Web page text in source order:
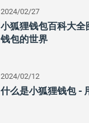
2024/02/27
小狐狸钱包百科大
钱包的世界
2024/02/12
什么是小狐狸钱包 -